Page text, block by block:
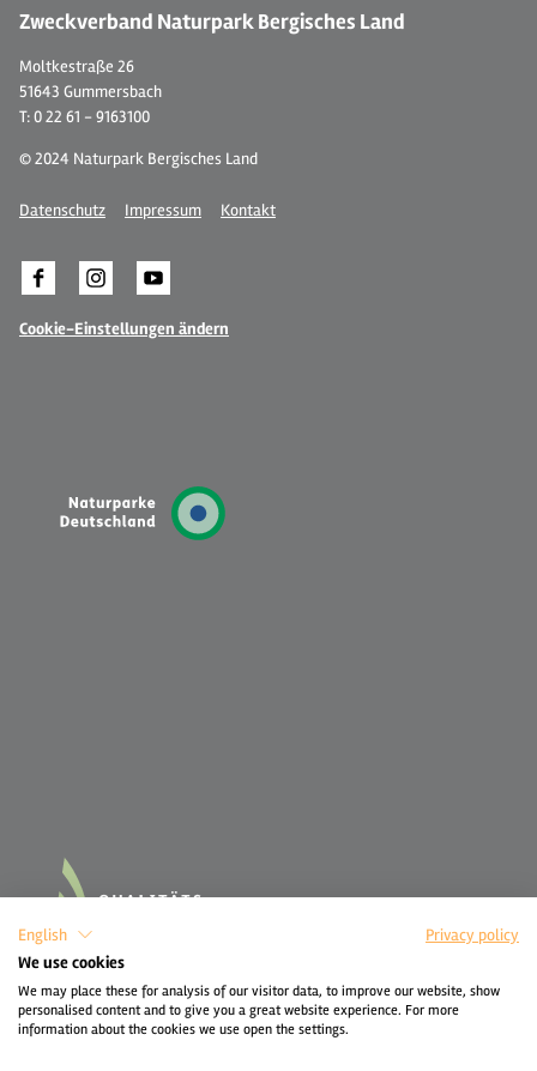
Zweckverband Naturpark Bergisches Land
Moltkestraße 26
51643 Gummersbach
T: 0 22 61 - 9163100
© 2024 Naturpark Bergisches Land
Datenschutz Impressum Kontakt
Cookie-Einstellungen ändern
English
Privacy policy
We use cookies
We may place these for analysis of our visitor data, to improve our website, show
personalised content and to give you a great website experience. For more
information about the cookies we use open the settings.